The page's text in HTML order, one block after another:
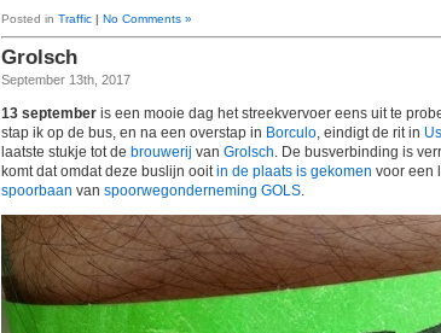
Posted in Traffic | No Comments »
Grolsch
September 13th, 2017
13 september is een mooie dag het streekvervoer eens uit te
stap ik op de bus, en na een overstap in Borculo, eindigt de rit in
laatste stukje tot de brouwerij van Grolsch. De busverbinding is
komt dat omdat deze buslijn ooitin de plaats is gekomen voor een
spoorbaan van spoorwegonderneming GOLS.